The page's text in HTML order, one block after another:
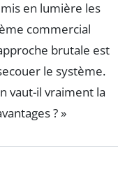
en lumière les
commercial
brutale est
le système.
vaut-il vraiment la
? »